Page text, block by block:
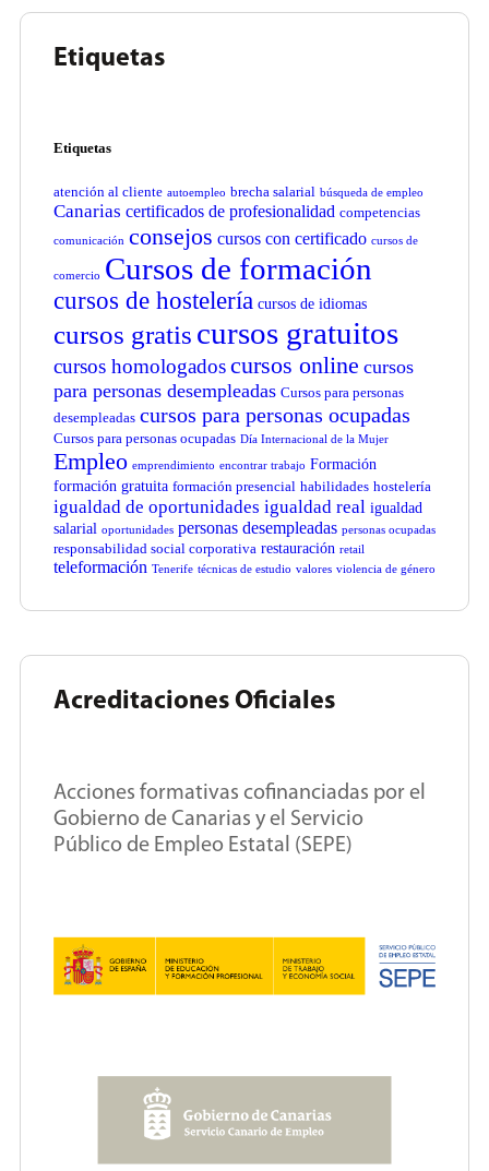
Etiquetas
Etiquetas
atención al cliente autoempleo brecha salarial búsqueda de empleo
Canarias certificados de profesionalidad competencias
comunicación consejos cursos con certificado cursos de
comercio Cursos de formación
cursos de hostelería cursos de idiomas
cursos gratis cursos gratuitos
cursos homologadoscursos online cursos
para personas desempleadas Cursos para personas
desempleadas cursos para personas ocupadas
Cursos para personas ocupadas Día Internacional de la Mujer
Empleo emprendimiento encontrar trabajo Formación
formación gratuita formación presencial habilidades hostelería
igualdad de oportunidades igualdad real igualdad
salarial oportunidades personas desempleadas personas ocupadas
responsabilidad social corporativa restauración retail
teleformación Tenerife técnicas de estudio valores violencia de género
Acreditaciones Oficiales
Acciones formativas cofinanciadas por el
Gobierno de Canarias y el Servicio
Público de Empleo Estatal (SEPE)